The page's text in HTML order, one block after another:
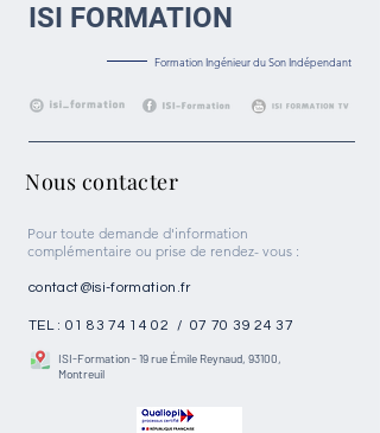
ISI FORMATION
Formation Ingénieur du Son Indépendant
Nous contacter
Pour toute demande d'information
complémentaire ou prise de rendez- vous :
contact@isi-formation.fr
TEL :01 83 74 14 02 /07 70 39 24 37
ISI-Formation - 19 rue Émile Reynaud, 93100,
Montreuil